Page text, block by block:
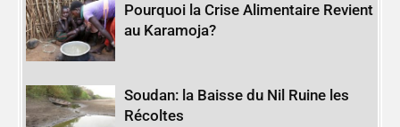
Pourquoi la Crise Alimentaire Revient
au Karamoja?
Soudan: la Baisse du Nil Ruine les
Récoltes